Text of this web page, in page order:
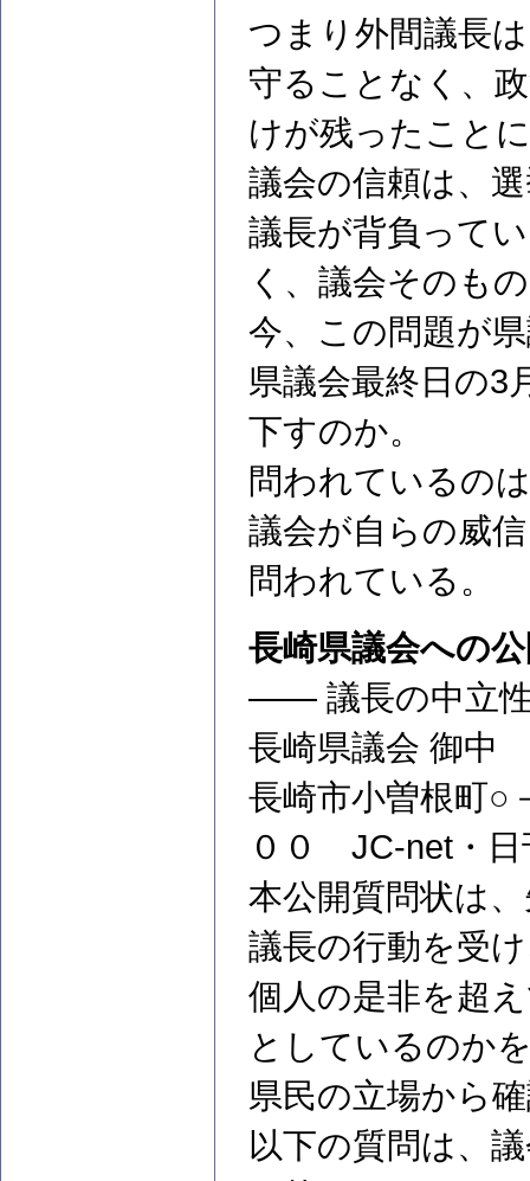
つまり外間議長
守ることなく、
けが残ったこと
議会の信頼は、
議長が背負って
く、議会そのも
今、この問題が
県議会最終日の3
下すのか。
問われているの
議会が自らの威
問われている。
長崎県議会への
―― 議長の中立
長崎県議会 御中
長崎市小曽根町
００ JC-net・日
本公開質問状は
議長の行動を受
個人の是非を超
としているのか
県民の立場から
以下の質問は、